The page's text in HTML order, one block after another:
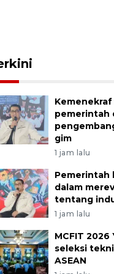
pemerintah
gim
1 jam lalu
Pemerintah
dalam
tentang
1 jam lalu
MCFIT
seleksi
ASEAN